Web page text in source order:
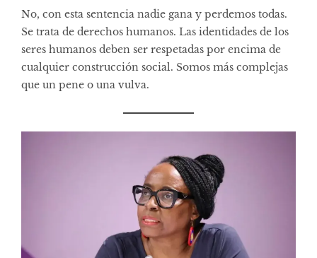
No, con esta sentencia nadie gana y perdemos todas.
Se trata de derechos humanos. Las identidades de los
seres humanos deben ser respetadas por encima de
cualquier construcción social. Somos más complejas
que un pene o una vulva.